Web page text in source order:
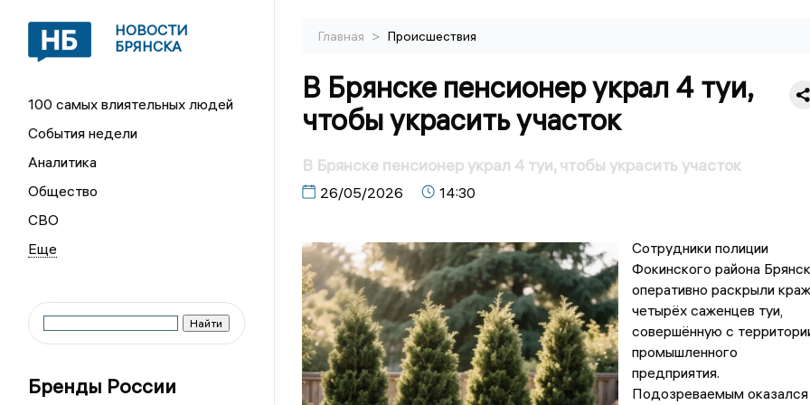
НОВОСТИ
БРЯНСКА
100 самых влиятельных людей
События недели
Аналитика
Общество
СВО
Бренды России
Главная > Происшествия
В Брянске пенсионер украл 4 туи,
чтобы украсить участок
В Брянске пенсионер украл 4 туи, чтобы украсить участок
26/05/2026 14:30
Сотрудники полиции
Фокинского района
оперативно раскрыли
четырёх саженцев туи,
совершённую с
промышленного
предприятия.
Подозреваемым оказался